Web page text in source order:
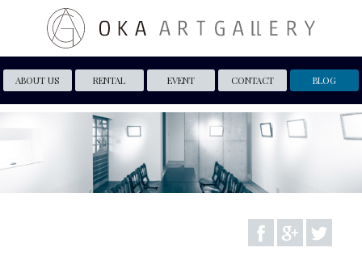
ABOUT US RENTAL EVENT CONTACT BLOG